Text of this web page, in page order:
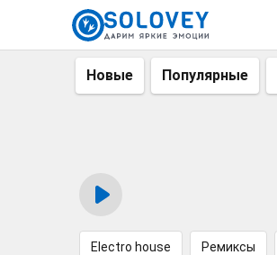
Новые Популярные
Electro house Ремиксы